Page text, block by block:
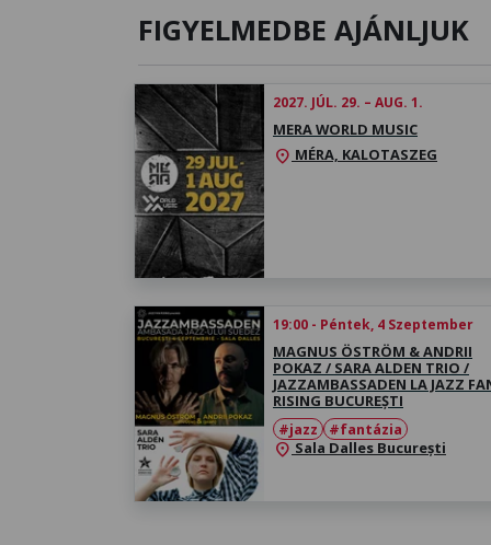
FIGYELMEDBE AJÁNLJUK
2027. JÚL. 29. – AUG. 1.
MERA WORLD MUSIC
location_on MÉRA, KALOTASZEG
19:00 - Péntek, 4 Szeptember
MAGNUS ÖSTRÖM & ANDRII
POKAZ / SARA ALDEN TRIO /
JAZZAMBASSADEN LA JAZZ
RISING BUCUREȘTI
#jazz
#fantázia
location_on Sala Dalles București